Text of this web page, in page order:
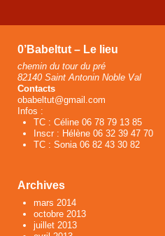
0’Babeltut – Le lieu
chemin du tour du pré
82140 Saint Antonin Noble Val
Contacts
obabeltut@gmail.com
Infos :
TC : Céline 06 78 79 13 85
Inscr : Hélène 06 32 39 47 70
TC : Sonia 06 82 43 30 82
Archives
mars 2014
octobre 2013
juillet 2013